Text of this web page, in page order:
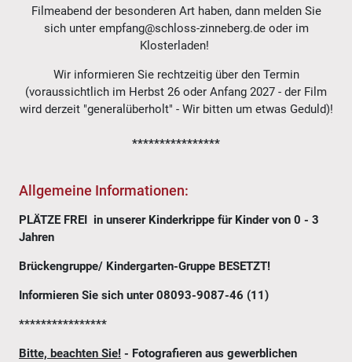
Filmeabend der besonderen Art haben, dann melden Sie
sich unter empfang@schloss-zinneberg.de oder im
Klosterladen!
Wir informieren Sie rechtzeitig über den Termin
(voraussichtlich im Herbst 26 oder Anfang 2027 - der Film
wird derzeit "generalüberholt" - Wir bitten um etwas Geduld)!
****************
Allgemeine Informationen:
PLÄTZE FREI in unserer Kinderkrippe für Kinder von 0 - 3
Jahren
Brückengruppe/ Kindergarten-Gruppe BESETZT!
Informieren Sie sich unter 08093-9087-46 (11)
****************
Bitte, beachten Sie! - Fotografieren aus gewerblichen